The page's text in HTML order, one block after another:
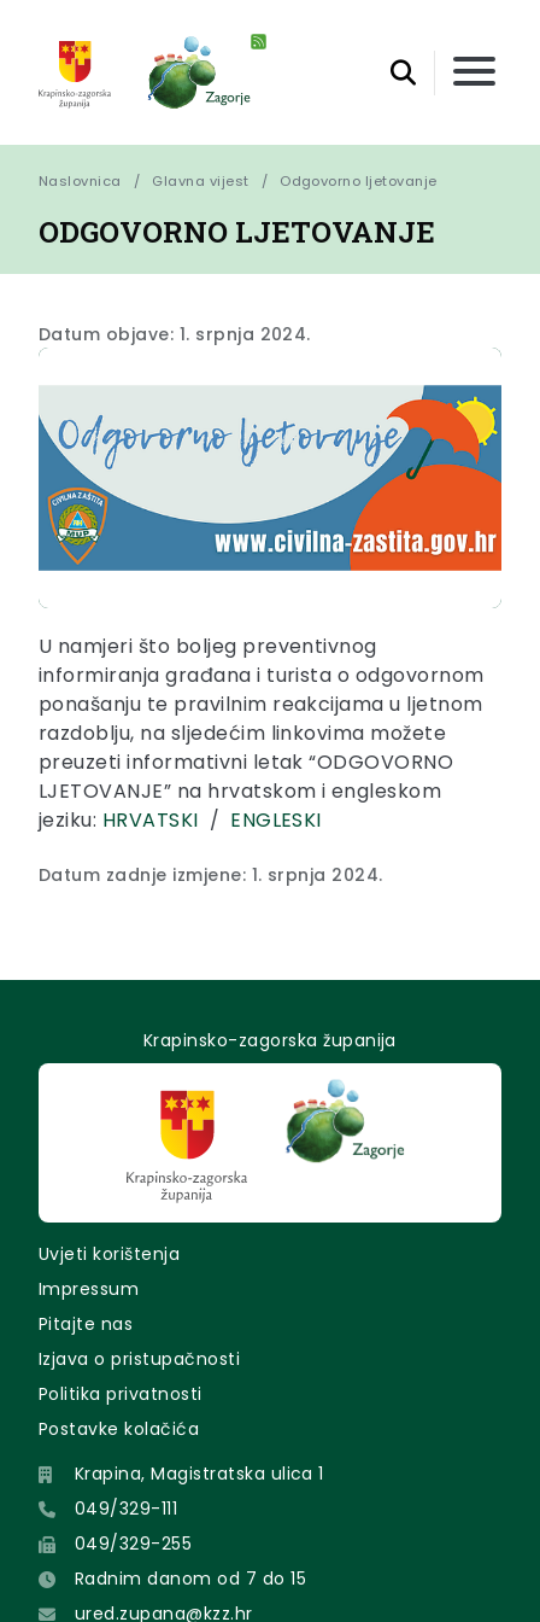
Naslovnica Glavna vijest Odgovorno ljetovanje
ODGOVORNO LJETOVANJE
Datum objave: 1. srpnja 2024.
U namjeri što boljeg preventivnog
informiranja građana i turista o odgovornom
ponašanju te pravilnim reakcijama u ljetnom
razdoblju, na sljedećim linkovima možete
preuzeti informativni letak “ODGOVORNO
LJETOVANJE” na hrvatskom i engleskom
jeziku: HRVATSKI / ENGLESKI
Datum zadnje izmjene: 1. srpnja 2024.
Krapinsko-zagorska županija
Uvjeti korištenja
Impressum
Pitajte nas
Izjava o pristupačnosti
Politika privatnosti
Postavke kolačića
Krapina, Magistratska ulica 1
049/329-111
049/329-255
Radnim danom od 7 do 15
ured.zupana@kzz.hr